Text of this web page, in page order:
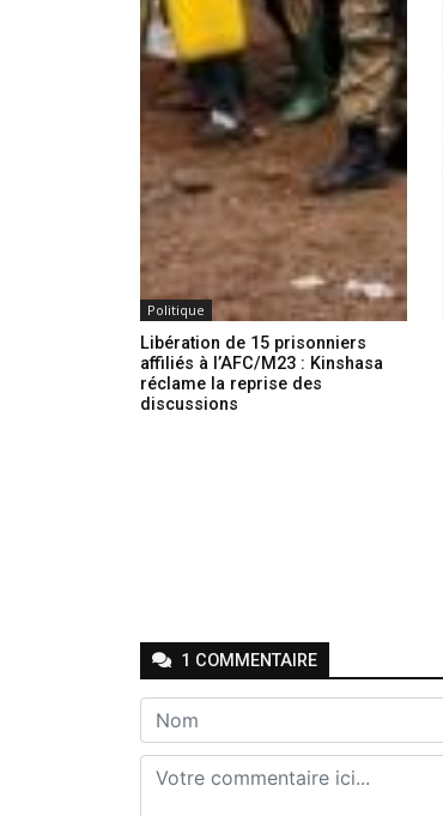
Politique
Libération de 15 prisonniers
affiliés à l’AFC/M23 : Kinshasa
réclame la reprise des
discussions
1 COMMENTAIRE